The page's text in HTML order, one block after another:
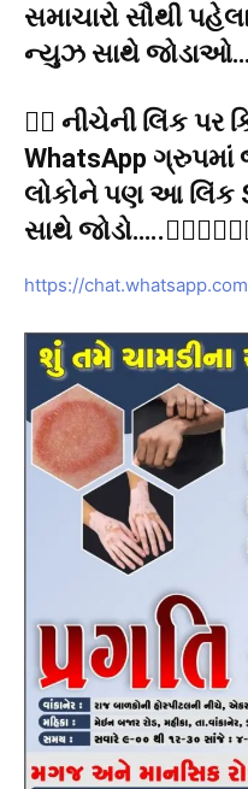
સમાચારો સૌથી
ન્યુઝ સાથે
👉🏻 નીચેની લિંક પર
WhatsApp
લોકોને પણ આ લિંક
સાથે
https://